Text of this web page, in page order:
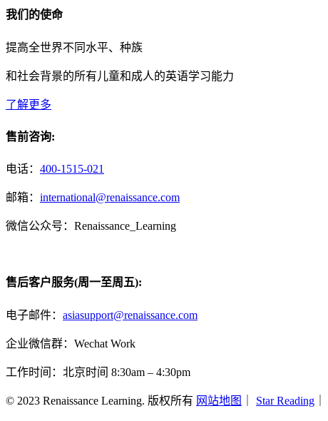
我们的使命
提高全世界不同水平、种族
和社会背景的所有儿童和成人的英语学习能力
了解更多
售前咨询:
电话： 400-1515-021
邮箱： international@renaissance.com
微信公众号：Renaissance_Learning
售后客户服务(周一至周五):
电子邮件： asiasupport@renaissance.com
企业微信群：Wechat Work
工作时间：北京时间 8:30am – 4:30pm
© 2023 Renaissance Learning. 版权所有 网站地图 Star Reading